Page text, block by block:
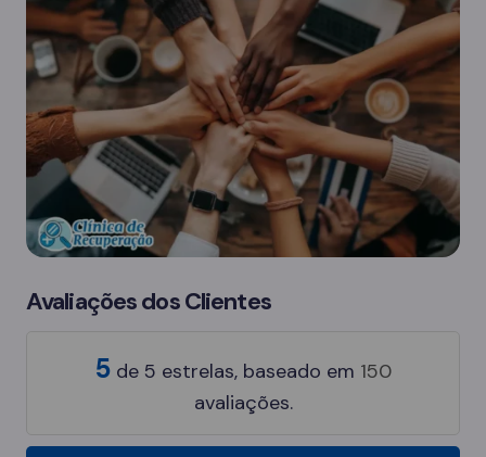
Avaliações dos Clientes
5 de 5 estrelas, baseado em 150
avaliações.